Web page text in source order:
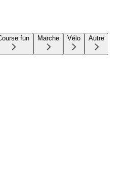
fun Marche Vélo Autre